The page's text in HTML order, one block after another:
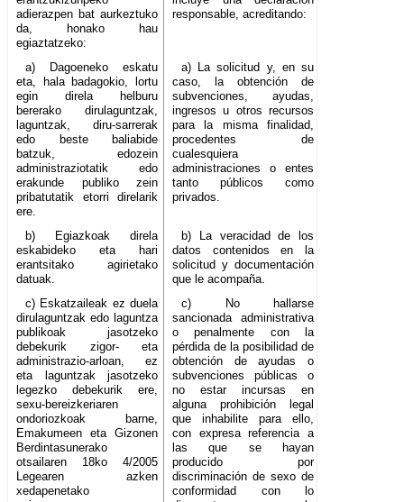
adierazpen bat aurkeztuko
da, honako hau
egiaztatzeko:
responsable, acreditando:
a) Dagoeneko eskatu
eta, hala badagokio, lortu
egin direla helburu
bererako dirulaguntzak,
laguntzak, diru-sarrerak
edo beste baliabide
batzuk, edozein
administraziotatik edo
erakunde publiko zein
pribatutatik etorri direlarik
ere.
a) La solicitud y, en su
caso, la obtención de
subvenciones, ayudas,
ingresos u otros recursos
para la misma finalidad,
procedentes de
cualesquiera
administraciones o entes
tanto públicos como
privados.
b) Egiazkoak direla
eskabideko eta hari
erantsitako agirietako
datuak.
b) La veracidad de los
datos contenidos en la
solicitud y documentación
que le acompaña.
c) Eskatzaileak ez duela
dirulaguntzak edo laguntza
publikoak jasotzeko
debekurik zigor- eta
administrazio-arloan, ez
eta laguntzak jasotzeko
legezko debekurik ere,
sexu-bereizkeriaren
ondoriozkoak barne,
Emakumeen eta Gizonen
Berdintasunerako
otsailaren 18ko 4/2005
Legearen azken
xedapenetako
c) No hallarse
sancionada administrativa
o penalmente con la
pérdida de la posibilidad de
obtención de ayudas o
subvenciones públicas o
no estar incursas en
alguna prohibición legal
que inhabilite para ello,
con expresa referencia a
las que se hayan
producido por
discriminación de sexo de
conformidad con lo